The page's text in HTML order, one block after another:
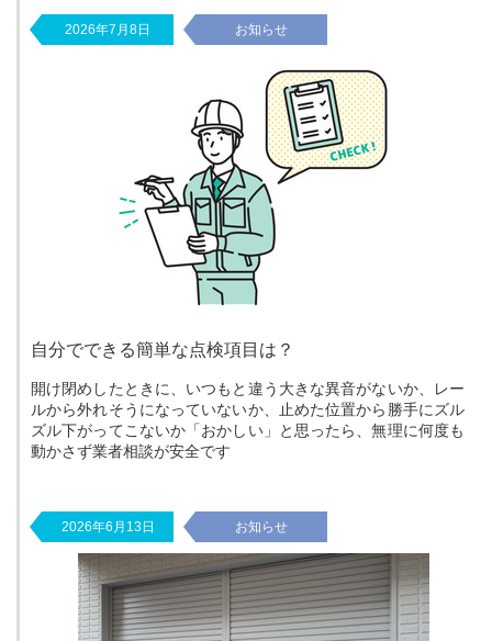
2026年7月8日 お知らせ
自分でできる簡単な点検項目は？
開け閉めしたときに、いつもと違う大きな異音がないか、レー
ルから外れそうになっていないか、止めた位置から勝手にズル
ズル下がってこないか「おかしい」と思ったら、無理に何度も
動かさず業者相談が安全です
2026年6月13日 お知らせ